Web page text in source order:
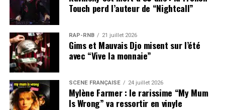
Touch perd l’auteur de “Nightcall”
RAP-RNB 21 juillet 2026
Gims et Mauvais Djo misent sur l’été
avec “Vive la monnaie”
SCÈNE FRANÇAISE 24 juillet 2026
Mylène Farmer : le rarissime “My Mum
Is Wrong” va ressortir en vinyle